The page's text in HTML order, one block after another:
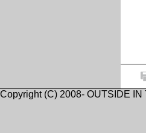
Copyright (C) 2008- OUTSIDE IN